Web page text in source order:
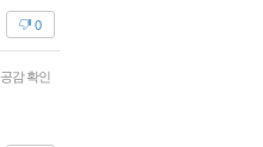
0
공감 확인